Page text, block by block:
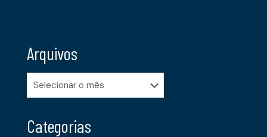
Arquivos
Arquivos
Categorias